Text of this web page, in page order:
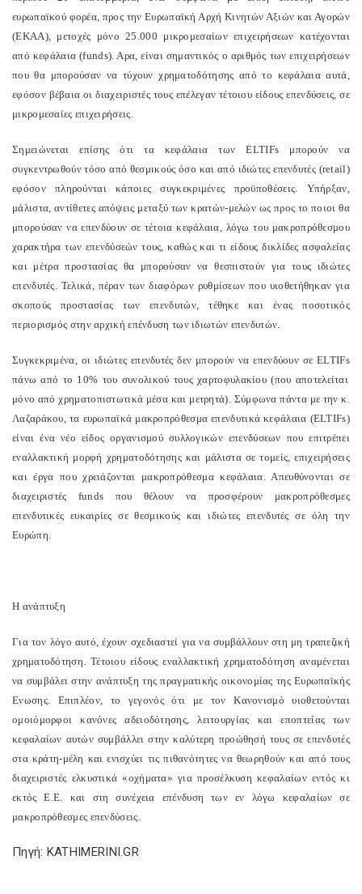
ευρωπαϊκού φορέα, προς την Ευρωπαϊκή Αρχή Κινητών Αξιών και Αγορών
(ΕΚΑΑ), μετοχές μόνο 25.000 μικρομεσαίων επιχειρήσεων κατέχονται
από κεφάλαια (funds). Αρα, είναι σημαντικός ο αριθμός των επιχειρήσεων
που θα μπορούσαν να τύχουν χρηματοδότησης από το κεφάλαια αυτά,
εφόσον βέβαια οι διαχειριστές τους επέλεγαν τέτοιου είδους επενδύσεις, σε
μικρομεσαίες επιχειρήσεις.
Σημειώνεται επίσης ότι τα κεφάλαια τωνELTIFs μπορούν να
συγκεντρωθούν τόσο από θεσμικούς όσο και από ιδιώτες επενδυτές (retail)
εφόσον πληρούνται κάποιες συγκεκριμένες προϋποθέσεις. Υπήρξαν,
μάλιστα, αντίθετες απόψεις μεταξύ των κρατών-μελών ως προς το ποιοι θα
μπορούσαν να επενδύουν σε τέτοια κεφάλαια, λόγω του μακροπρόθεσμου
χαρακτήρα των επενδύσεών τους, καθώς και τι είδους δικλίδες ασφαλείας
και μέτρα προστασίας θα μπορούσαν να θεσπιστούν για τους ιδιώτες
επενδυτές. Τελικά, πέραν των διαφόρων ρυθμίσεων που υιοθετήθηκαν για
σκοπούς προστασίας των επενδυτών, τέθηκε και ένας ποσοτικός
περιορισμός στην αρχική επένδυση των ιδιωτών επενδυτών.
Συγκεκριμένα, οι ιδιώτες επενδυτές δεν μπορούν να επενδύουν σεELTIFs
πάνω από το 10% του συνολικού τους χαρτοφυλακίου (που αποτελείται
μόνο από χρηματοπιστωτικά μέσα και μετρητά). Σύμφωνα πάντα με την κ.
Λαζαράκου, τα ευρωπαϊκά μακροπρόθεσμα επενδυτικά κεφάλαια (ELTIFs)
είναι ένα νέο είδος οργανισμού συλλογικών επενδύσεων που επιτρέπει
εναλλακτική μορφή χρηματοδότησης και μάλιστα σε τομείς, επιχειρήσεις
και έργα που χρειάζονται μακροπρόθεσμα κεφάλαια. Απευθύνονται σε
διαχειριστές funds που θέλουν να προσφέρουν μακροπρόθεσμες
επενδυτικές ευκαιρίες σε θεσμικούς και ιδιώτες επενδυτές σε όλη την
Ευρώπη.
Η ανάπτυξη
Για τον λόγο αυτό, έχουν σχεδιαστεί για να συμβάλλουν στη μη τραπεζική
χρηματοδότηση. Τέτοιου είδους εναλλακτική χρηματοδότηση αναμένεται
να συμβάλει στην ανάπτυξη της πραγματικής οικονομίας της Ευρωπαϊκής
Ενωσης. Επιπλέον, το γεγονός ότι με τον Κανονισμό υιοθετούνται
ομοιόμορφοι κανόνες αδειοδότησης, λειτουργίας και εποπτείας των
κεφαλαίων αυτών συμβάλλει στην καλύτερη προώθησή τους σε επενδυτές
στα κράτη-μέλη και ενισχύει τις πιθανότητες να θεωρηθούν και από τους
διαχειριστές ελκυστικά «οχήματα» για προσέλκυση κεφαλαίων εντός κι
εκτός Ε.Ε. και στη συνέχεια επένδυση των εν λόγω κεφαλαίων σε
μακροπρόθεσμες επενδύσεις.
Πηγή: KATHIMERINI.GR